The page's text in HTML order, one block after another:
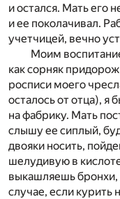
и остался. Мать его
и ее поколачивал.
учетчицей, вечно
Моим
как сорняк
росписи моего
осталось от отца), я
на фабрику. Мать
слышу ее сиплый,
двояки носить,
шелудивую в
выкашляешь
случае, если курить